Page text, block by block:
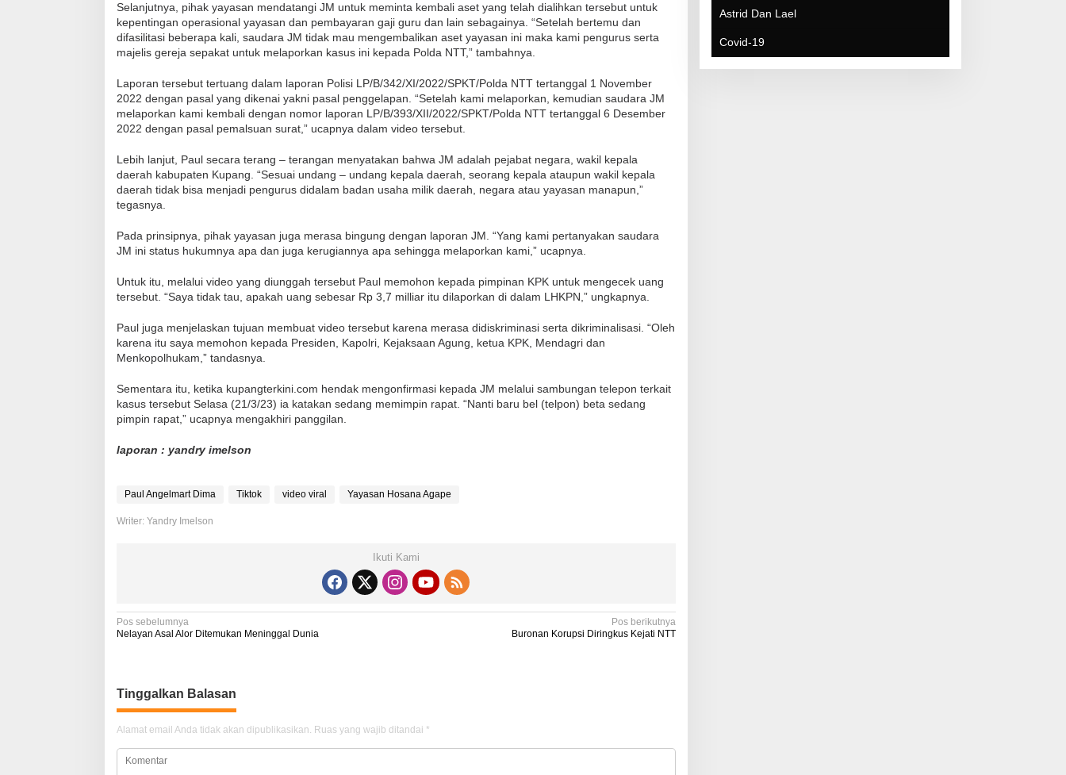
Selanjutnya, pihak yayasan mendatangi JM untuk meminta kembali aset yang telah dialihkan tersebut untuk
kepentingan operasional yayasan dan pembayaran gaji guru dan lain sebagainya. “Setelah bertemu dan
difasilitasi beberapa kali, saudara JM tidak mau mengembalikan aset yayasan ini maka kami pengurus serta
majelis gereja sepakat untuk melaporkan kasus ini kepada Polda NTT,” tambahnya.
Laporan tersebut tertuang dalam laporan Polisi LP/B/342/XI/2022/SPKT/Polda NTT tertanggal 1 November
2022 dengan pasal yang dikenai yakni pasal penggelapan. “Setelah kami melaporkan, kemudian saudara JM
melaporkan kami kembali dengan nomor laporan LP/B/393/XII/2022/SPKT/Polda NTT tertanggal 6 Desember
2022 dengan pasal pemalsuan surat,” ucapnya dalam video tersebut.
Lebih lanjut, Paul secara terang – terangan menyatakan bahwa JM adalah pejabat negara, wakil kepala
daerah kabupaten Kupang. “Sesuai undang – undang kepala daerah, seorang kepala ataupun wakil kepala
daerah tidak bisa menjadi pengurus didalam badan usaha milik daerah, negara atau yayasan manapun,”
tegasnya.
Pada prinsipnya, pihak yayasan juga merasa bingung dengan laporan JM. “Yang kami pertanyakan saudara
JM ini status hukumnya apa dan juga kerugiannya apa sehingga melaporkan kami,” ucapnya.
Untuk itu, melalui video yang diunggah tersebut Paul memohon kepada pimpinan KPK untuk mengecek uang
tersebut. “Saya tidak tau, apakah uang sebesar Rp 3,7 milliar itu dilaporkan di dalam LHKPN,” ungkapnya.
Paul juga menjelaskan tujuan membuat video tersebut karena merasa didiskriminasi serta dikriminalisasi. “Oleh
karena itu saya memohon kepada Presiden, Kapolri, Kejaksaan Agung, ketua KPK, Mendagri dan
Menkopolhukam,” tandasnya.
Sementara itu, ketika kupangterkini.com hendak mengonfirmasi kepada JM melalui sambungan telepon terkait
kasus tersebut Selasa (21/3/23) ia katakan sedang memimpin rapat. “Nanti baru bel (telpon) beta sedang
pimpin rapat,” ucapnya mengakhiri panggilan.
laporan : yandry imelson
Paul Angelmart Dima Tiktok video viral Yayasan Hosana Agape
Writer: Yandry Imelson
Ikuti Kami
N
i
g
a
s
Pos sebelumnya
Nelayan Asal Alor Ditemukan Meninggal Dunia
Pos berikutnya
Buronan Korupsi Diringkus Kejati NTT
Tinggalkan Balasan
Alamat email Anda tidak akan dipublikasikan. Ruas yang wajib ditandai *
Astrid Dan Lael
Covid-19